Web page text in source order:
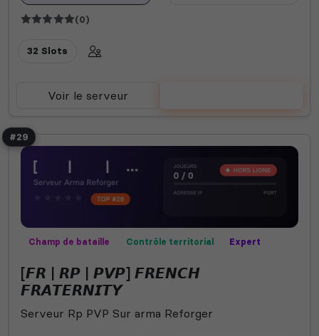
(0)
32 Slots
Voir le serveur
#29
Champ de bataille Contrôle territorial
Expert
Semi-RP
[𝙁𝙍 | 𝙍𝙋 | 𝙋𝙑𝙋] 𝙁𝙍𝙀𝙉𝘾𝙃
𝙁𝙍𝘼𝙏𝙀𝙍𝙉𝙄𝙏𝙔
Serveur Rp PVP Sur arma Reforger